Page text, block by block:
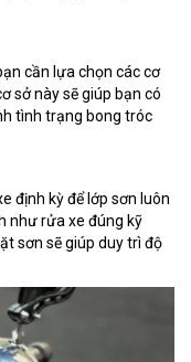
cần lựa chọn các cơ
sở này sẽ giúp bạn có
tình trạng bong tróc
định kỳ để lớp sơn luôn
như rửa xe đúng kỹ
sơn sẽ giúp duy trì độ